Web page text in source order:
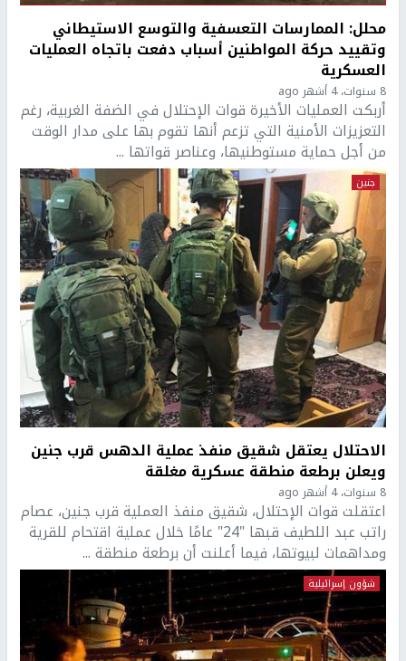
محلل: الممارسات التعسفية والتوسع الاستيطاني
وتقييد حركة المواطنين أسباب دفعت باتجاه العمليات
العسكرية
8 سنوات، 4 أشهر ago
أربكت العمليات الأخيرة قوات الإحتلال في الضفة الغربية، رغم
التعزيزات الأمنية التي تزعم أنها تقوم بها على مدار الوقت
من أجل حماية مستوطنيها، وعناصر قواتها ...
جنين
الاحتلال يعتقل شقيق منفذ عملية الدهس قرب جنين
ويعلن برطعة منطقة عسكرية مغلقة
8 سنوات، 4 أشهر ago
اعتقلت قوات الإحتلال، شقيق منفذ العملية قرب جنين، عصام
راتب عبد اللطيف قبها "24" عامًا خلال عملية اقتحام للقرية
ومداهمات لبيوتها، فيما أعلنت أن برطعة منطقة ...
شؤون إسرائيلية